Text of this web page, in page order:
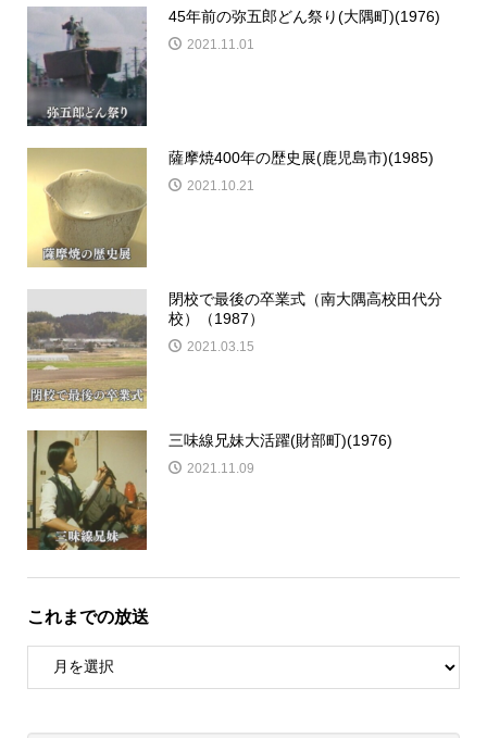
45年前の弥五郎どん祭り(大隅町)(1976)
2021.11.01
薩摩焼400年の歴史展(鹿児島市)(1985)
2021.10.21
閉校で最後の卒業式（南大隅高校田代分
校）（1987）
2021.03.15
三味線兄妹大活躍(財部町)(1976)
2021.11.09
これまでの放送